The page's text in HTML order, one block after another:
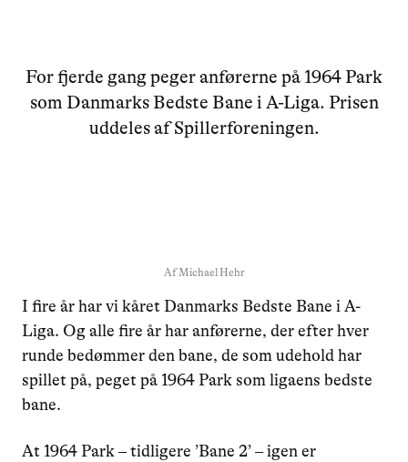
For fjerde gang peger anførerne på 1964 Park
som Danmarks Bedste Bane i A-Liga. Prisen
uddeles af Spillerforeningen.
AfMichael Hehr
I fire år har vi kåret Danmarks Bedste Bane i A-
Liga. Og alle fire år har anførerne, der efter hver
runde bedømmer den bane, de som udehold har
spillet på, peget på 1964 Park som ligaens bedste
bane.
At 1964 Park – tidligere ’Bane 2’ – igen er